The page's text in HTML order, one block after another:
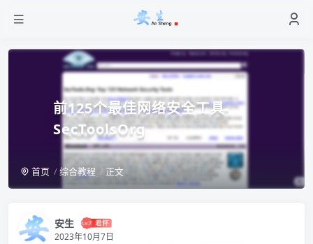
前125个最佳网络安全工具-
SecToolsOrg
首页 综合教程 正文
安生
2023年10月7日